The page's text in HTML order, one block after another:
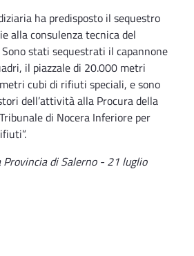
ha predisposto il sequestro
alla consulenza tecnica del
Sono stati sequestrati il capannone
il piazzale di 20.000 metri
cubi di rifiuti speciali, e sono
dell’attività alla Procura della
di Nocera Inferiore per
di Salerno - 21 luglio